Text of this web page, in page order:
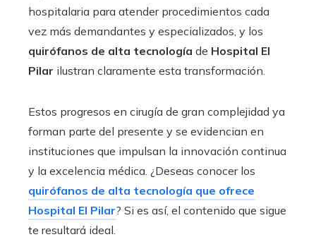
hospitalaria para atender procedimientos cada
vez más demandantes y especializados, y los
quirófanos de alta tecnología de Hospital El
Pilar ilustran claramente esta transformación.
Estos progresos en cirugía de gran complejidad ya
forman parte del presente y se evidencian en
instituciones que impulsan la innovación continua
y la excelencia médica. ¿Deseas conocer los
quirófanos de alta tecnología que ofrece
Hospital El Pilar? Si es así, el contenido que sigue
te resultará ideal.